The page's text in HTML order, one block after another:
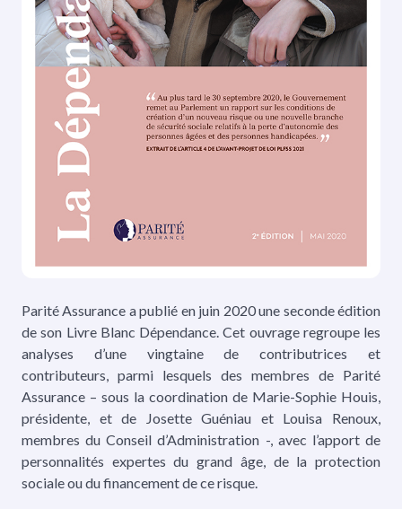
Parité Assurance a publié en juin 2020 une seconde édition
de son Livre Blanc Dépendance. Cet ouvrage regroupe les
analyses d’une vingtaine de contributrices et
contributeurs, parmi lesquels des membres de Parité
Assurance – sous la coordination de Marie-Sophie Houis,
présidente, et de Josette Guéniau et Louisa Renoux,
membres du Conseil d’Administration -, avec l’apport de
personnalités expertes du grand âge, de la protection
sociale ou du financement de ce risque.